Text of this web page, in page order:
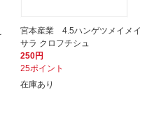
宮本産業 4.5ハンゲツメイメイ
サラ クロフチシュ
250円
25ポイント
在庫あり